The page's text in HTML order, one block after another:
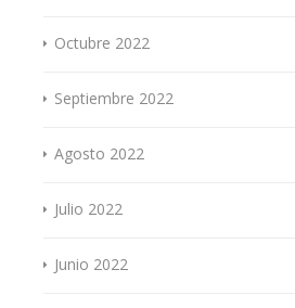
Octubre 2022
Septiembre 2022
Agosto 2022
Julio 2022
Junio 2022